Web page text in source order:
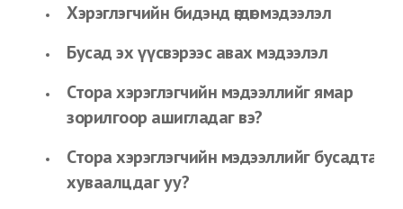
Хэрэглэгчийн бидэнд өгдөг мэдээлэл
Бусад эх үүсвэрээс авах мэдээлэл
Стора хэрэглэгчийн мэдээллийг ямар
зорилгоор ашигладаг вэ?
Стора хэрэглэгчийн мэдээллийг бусадтай
хуваалцдаг уу?